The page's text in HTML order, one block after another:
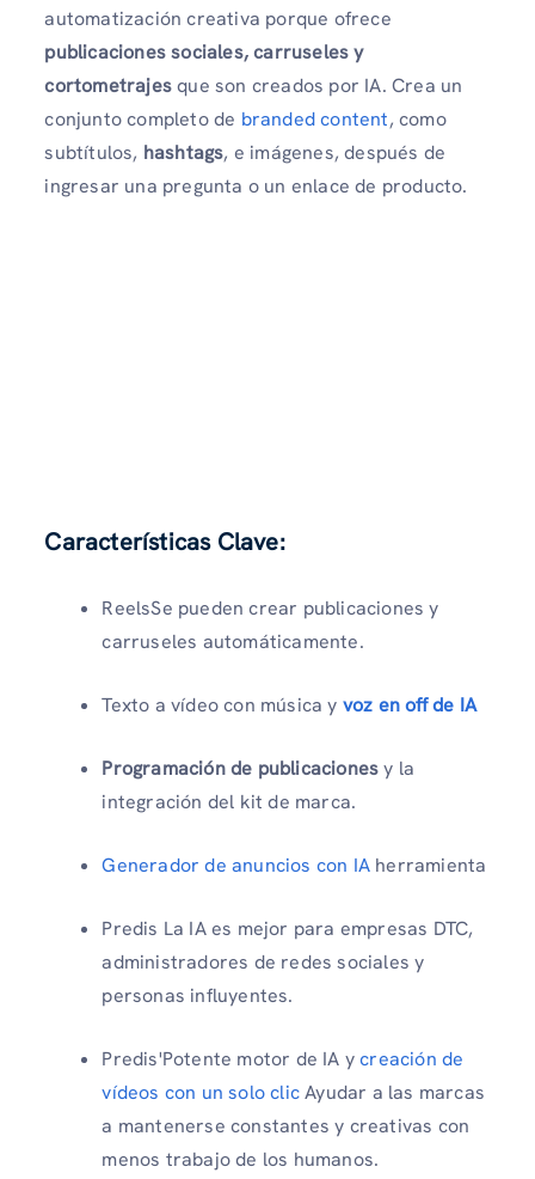
automatización creativa porque ofrece
publicaciones sociales, carruseles y
cortometrajesque son creados por IA. Crea un
conjunto completo de branded content, como
subtítulos, hashtags, e imágenes, después de
ingresar una pregunta o un enlace de producto.
Características Clave:
ReelsSe pueden crear publicaciones y
carruseles automáticamente.
Texto a vídeo con música y voz en off de IA
Programación de publicacionesy la
integración del kit de marca.
Generador de anuncios con IA herramienta
Predis La IA es mejor para empresas DTC,
administradores de redes sociales y
personas influyentes.
Predis'Potente motor de IA ycreación de
vídeos con un solo clicAyudar a las marcas
a mantenerse constantes y creativas con
menos trabajo de los humanos.